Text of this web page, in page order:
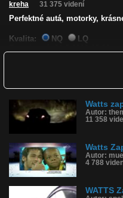
kreha 31 375 videní
Perfektné autá, motorky,
Kvalita: NQ
LQ
Dľžka: 12:47
Tagy: watts zap, eurosport,
História sledovanosti videa:
Watts
Autor:
11 358
Watts
Autor:
4 788
WATTS